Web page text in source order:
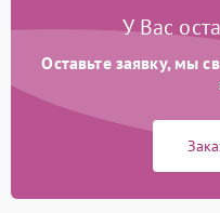
У Вас
Оставьте заявку, мы